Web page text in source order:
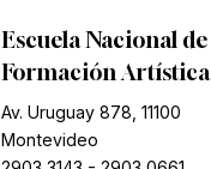
Escuela Nacional de
Formación Artística
Av. Uruguay 878, 11100
Montevideo